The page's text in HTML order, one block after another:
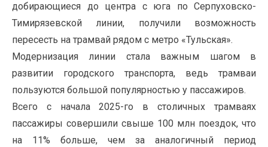
добирающиеся до центра с юга по Серпуховско-
Тимирязевской линии, получили возможность
пересесть на трамвай рядом с метро «Тульская».
Модернизация линии стала важным шагом в
развитии городского транспорта, ведь трамваи
пользуются большой популярностью у пассажиров.
Всего с начала 2025-го в столичных трамваях
пассажиры совершили свыше 100 млн поездок, что
на 11% больше, чем за аналогичный период